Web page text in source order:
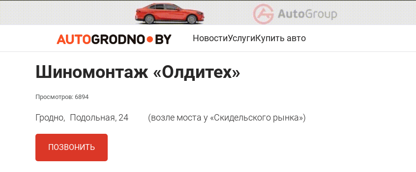
НовостиУслугиКупить авто
Шиномонтаж «Олдитех»
Просмотров: 6894
Гродно, Подольная, 24 (возле моста у «Скидельского рынка»)
ПОЗВОНИТЬ